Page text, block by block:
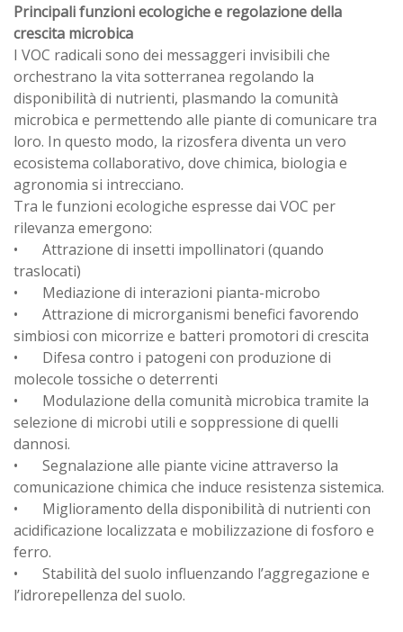
Principali funzioni ecologiche e regolazione della
crescita microbica
I VOC radicali sono dei messaggeri invisibili che
orchestrano la vita sotterranea regolando la
disponibilità di nutrienti, plasmando la comunità
microbica e permettendo alle piante di comunicare tra
loro. In questo modo, la rizosfera diventa un vero
ecosistema collaborativo, dove chimica, biologia e
agronomia si intrecciano.
Tra le funzioni ecologiche espresse dai VOC per
rilevanza emergono:
•
Attrazione di insetti impollinatori (quando
traslocati)
•
Mediazione di interazioni pianta-microbo
•
Attrazione di microrganismi benefici favorendo
simbiosi con micorrize e batteri promotori di crescita
•
Difesa contro i patogeni con produzione di
molecole tossiche o deterrenti
•
Modulazione della comunità microbica tramite la
selezione di microbi utili e soppressione di quelli
dannosi.
•
Segnalazione alle piante vicine attraverso la
comunicazione chimica che induce resistenza sistemica.
•
Miglioramento della disponibilità di nutrienti con
acidificazione localizzata e mobilizzazione di fosforo e
ferro.
•
Stabilità del suolo influenzando l’aggregazione e
l’idrorepellenza del suolo.